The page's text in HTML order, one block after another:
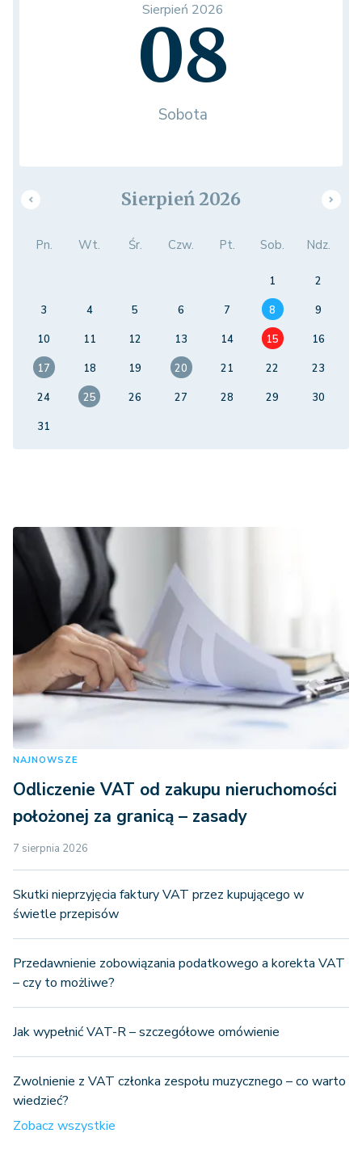
Sierpień 2026
08
Sobota
Sierpień 2026
Pn. Wt. Śr. Czw. Pt. Sob. Ndz.
1
2
3
4 5 6 7 8
9
10
11 12 13 14 15
16
17
18 19 20 21 22
23
24
25 26 27 28 29
30
31
NAJNOWSZE
Odliczenie VAT od zakupu nieruchomości
położonej za granicą – zasady
7 sierpnia 2026
Skutki nieprzyjęcia faktury VAT przez kupującego w
świetle przepisów
Przedawnienie zobowiązania podatkowego a korekta VAT
– czy to możliwe?
Jak wypełnić VAT-R – szczegółowe omówienie
Zwolnienie z VAT członka zespołu muzycznego – co warto
wiedzieć?
Zobacz wszystkie